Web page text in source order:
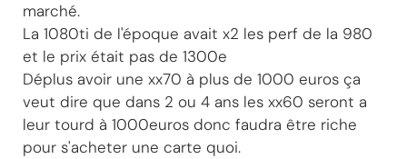
marché.
La 1080ti de l'époque avait x2 les perf de la 980
et le prix était pas de 1300e
Déplus avoir une xx70 à plus de 1000 euros ça
veut dire que dans 2 ou 4 ans les xx60 seront a
leur tourd à 1000euros donc faudra être riche
pour s'acheter une carte quoi.